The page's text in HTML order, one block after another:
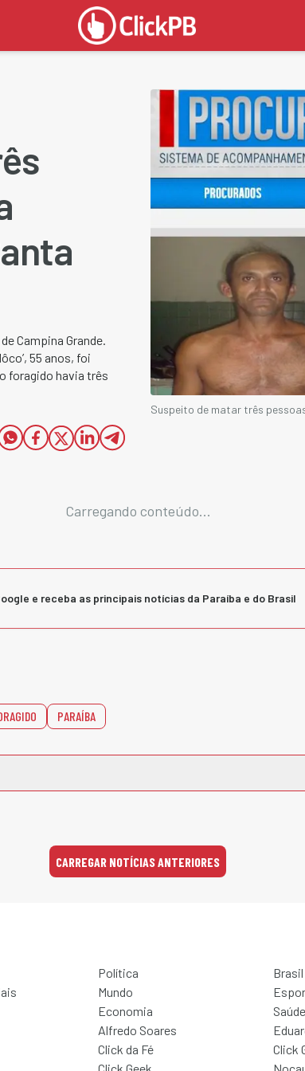
Campina Grande.
55 anos, foi
foragido havia três
Suspeito de matar três
Carregando conteúdo...
e receba as principais notícias da Paraíba e do Brasil
PARAÍBA
CARREGAR NOTÍCIAS ANTERIORES
Política
Brasil
Mundo
Economia
Saúde
Alfredo Soares
Click da Fé
Click